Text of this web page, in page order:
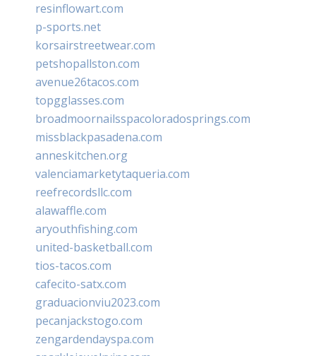
resinflowart.com
p-sports.net
korsairstreetwear.com
petshopallston.com
avenue26tacos.com
topgglasses.com
broadmoornailsspacoloradosprings.com
missblackpasadena.com
anneskitchen.org
valenciamarketytaqueria.com
reefrecordsllc.com
alawaffle.com
aryouthfishing.com
united-basketball.com
tios-tacos.com
cafecito-satx.com
graduacionviu2023.com
pecanjackstogo.com
zengardendayspa.com